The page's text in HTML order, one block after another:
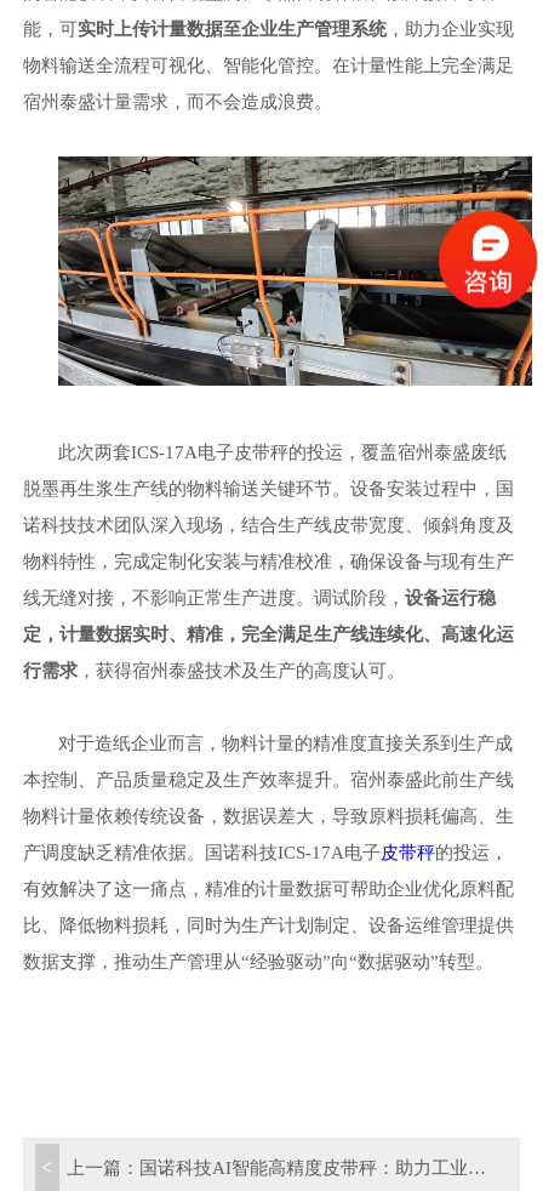
能，可实时上传计量数据至企业生产管理系统，助力企业实现
物料输送全流程可视化、智能化管控。 在计量性能上完全满足
宿州泰盛计量需求，而不会造成浪费。
此次两套ICS-17A电子皮带秤的投运，覆盖宿州泰盛废纸
脱墨再生浆生产线的物料输送关键环节。设备安装过程中，国
诺科技技术团队深入现场，结合生产线皮带宽度、倾斜角度及
物料特性，完成定制化安装与精准校准，确保设备与现有生产
线无缝对接，不影响正常生产进度。调试阶段， 设备运行稳
定，计量数据实时、精准，完全满足生产线连续化、高速化运
行需求，获得宿州泰盛技术及生产的高度认可。
对于造纸企业而言，物料计量的精准度直接关系到生产成
本控制、产品质量稳定及生产效率提升。宿州泰盛此前生产线
物料计量依赖传统设备，数据误差大，导致原料损耗偏高、生
产调度缺乏精准依据。国诺科技ICS-17A电子皮带秤的投运，
有效解决了这一痛点，精准的计量数据可帮助企业优化原料配
比、降低物料损耗，同时为生产计划制定、设备运维管理提供
数据支撑，推动生产管理从“经验驱动”向“数据驱动”转型。
< 上一篇： 国诺科技AI智能高精度皮带秤：助力工业散料输送计量智能化、精细化升级